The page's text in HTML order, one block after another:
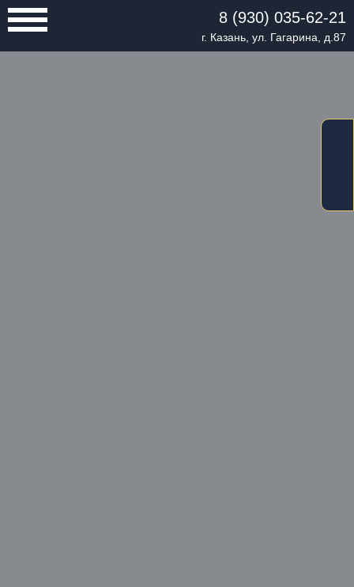
8 (930) 035-62-21
г. Казань, ул. Гагарина, д.87